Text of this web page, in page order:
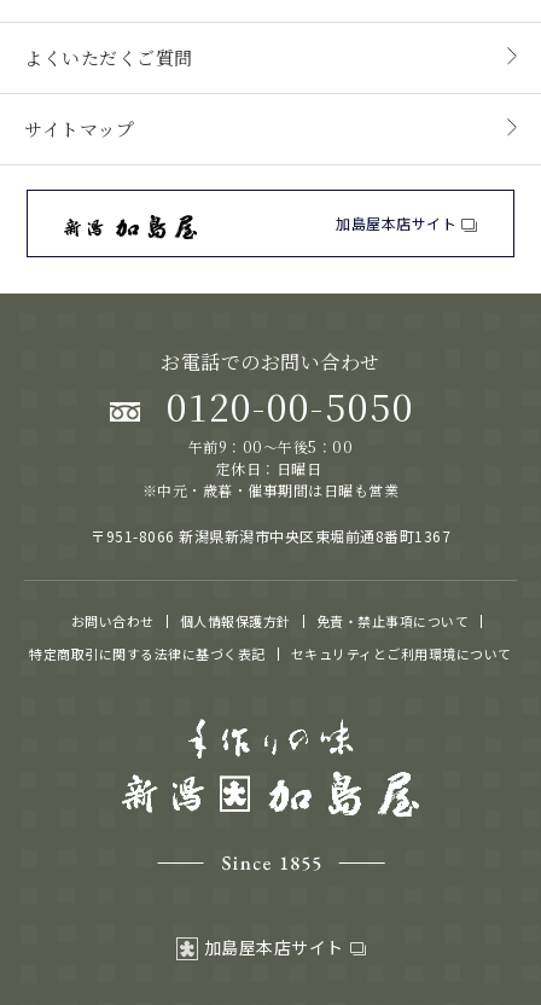
よくいただくご質問
サイトマップ
加島屋本店サイト
お電話でのお問い合わせ
0120-00-5050
午前9：00～午後5：00
定休日：日曜日
※中元・歳暮・催事期間は日曜も営業
〒951-8066 新潟県新潟市中央区東堀前通8番町1367
お問い合わせ 個人情報保護方針
免責・禁止事項について
特定商取引に関する法律に基づく表記
セキュリティとご利用環境について
加島屋本店サイト